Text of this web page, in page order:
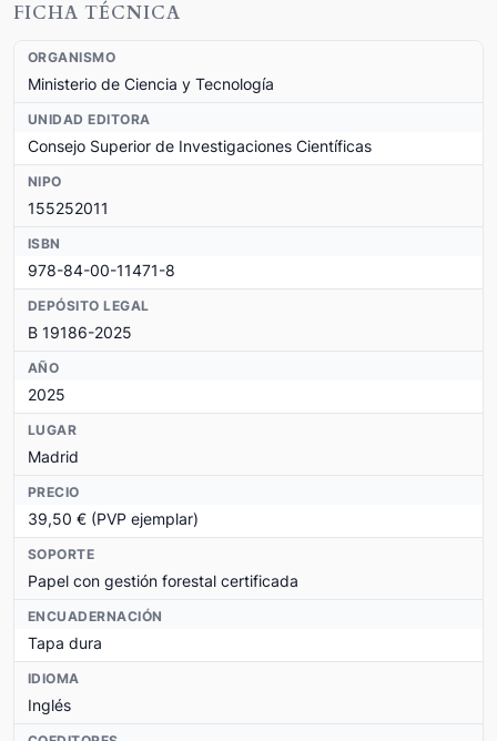
FICHA TÉCNICA
ORGANISMO
Ministerio de Ciencia y Tecnología
UNIDAD EDITORA
Consejo Superior de Investigaciones Científicas
NIPO
155252011
ISBN
978-84-00-11471-8
DEPÓSITO LEGAL
B 19186-2025
AÑO
2025
LUGAR
Madrid
PRECIO
39,50 € (PVP ejemplar)
SOPORTE
Papel con gestión forestal certificada
ENCUADERNACIÓN
Tapa dura
IDIOMA
Inglés